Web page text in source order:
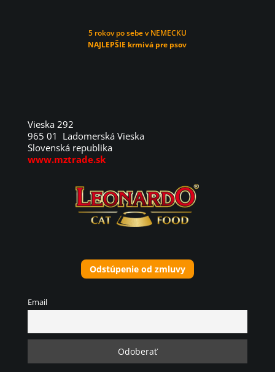
5 rokov po sebe v NEMECKU
NAJLEPŠIE krmivá pre psov
Vieska 292
965 01 Ladomerská Vieska
Slovenská republika
www.mztrade.sk
Odstúpenie od zmluvy
Email